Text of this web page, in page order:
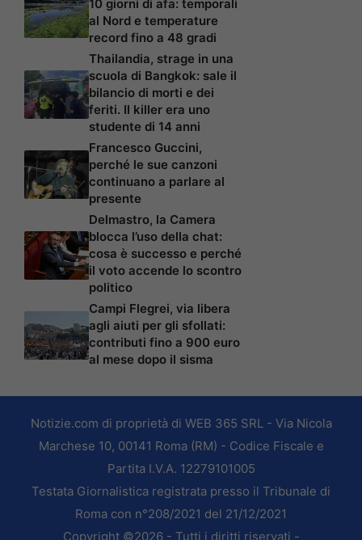
10 giorni di afa: temporali
al Nord e temperature
record fino a 48 gradi
Thailandia, strage in una
scuola di Bangkok: sale il
bilancio di morti e dei
feriti. Il killer era uno
studente di 14 anni
Francesco Guccini,
perché le sue canzoni
continuano a parlare al
presente
Delmastro, la Camera
blocca l’uso della chat:
cosa è successo e perché
il voto accende lo scontro
politico
Campi Flegrei, via libera
agli aiuti per gli sfollati:
contributi fino a 900 euro
al mese dopo il sisma
Notizie.com di proprietà di WEB 365 SRL - Via Nicola
Marchese 10, 00141 Roma (RM) - Codice Fiscale e
Partita I.V.A. 12279101005
Testata Giornalistica registrata presso il Tribunale di
Roma con n°208/2021 del 21/12/2021
Copyright ©2026 - Tutti i diritti riservati -